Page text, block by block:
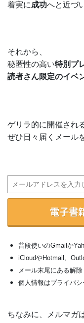
着実に成功へと近づ
それから、
秘匿性の高い特別プ
読者さん限定のイベ
ゲリラ的に開催され
ぜひ日々届くメール
電子書
普段使いのGmailか
iCloudやHotmail、
メール末尾にある解
個人情報はプライバ
ちなみに、メルマガ